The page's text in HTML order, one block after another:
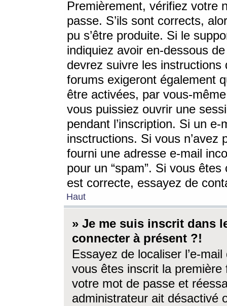
Premièrement, vérifiez votre
passe. S’ils sont corrects,
pu s’être produite. Si le
indiquiez avoir en-dessous
devrez suivre les
forums exigeront également
être activées, par vous-
vous puissiez ouvrir une
pendant l’inscription. Si un
insctructions. Si vous n’avez
fourni une adresse e-mail
pour un “spam”. Si vous
est correcte, essayez de
Haut
» Je me suis inscrit dans
connecter à présent ?!
Essayez de localiser l’e-
vous êtes inscrit la première
votre mot de passe et
administrateur ait désactivé